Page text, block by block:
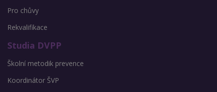
Pro chůvy
Rekvalifikace
Studia DVPP
Školní metodik prevence
Koordinátor ŠVP